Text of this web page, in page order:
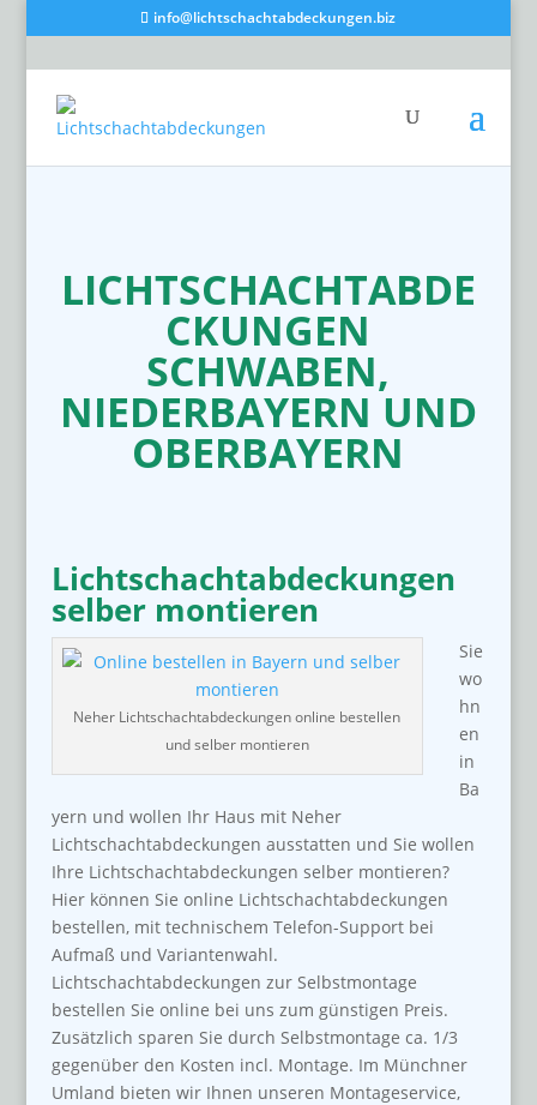
info@lichtschachtabdeckungen.biz
LICHTSCHACHTABDE
CKUNGEN
SCHWABEN,
NIEDERBAYERN UND
OBERBAYERN
Lichtschachtabdeckungen
selber montieren
Neher Lichtschachtabdeckungen online bestellen
und selber montieren
Sie
wo
hn
en
in
Ba
yern und wollen Ihr Haus mit Neher
Lichtschachtabdeckungen ausstatten und Sie wollen
Ihre Lichtschachtabdeckungen selber montieren?
Hier können Sie online Lichtschachtabdeckungen
bestellen, mit technischem Telefon-Support bei
Aufmaß und Variantenwahl.
Lichtschachtabdeckungen zur Selbstmontage
bestellen Sie online bei uns zum günstigen Preis.
Zusätzlich sparen Sie durch Selbstmontage ca. 1/3
gegenüber den Kosten incl. Montage. Im Münchner
Umland bieten wir Ihnen unseren Montageservice,